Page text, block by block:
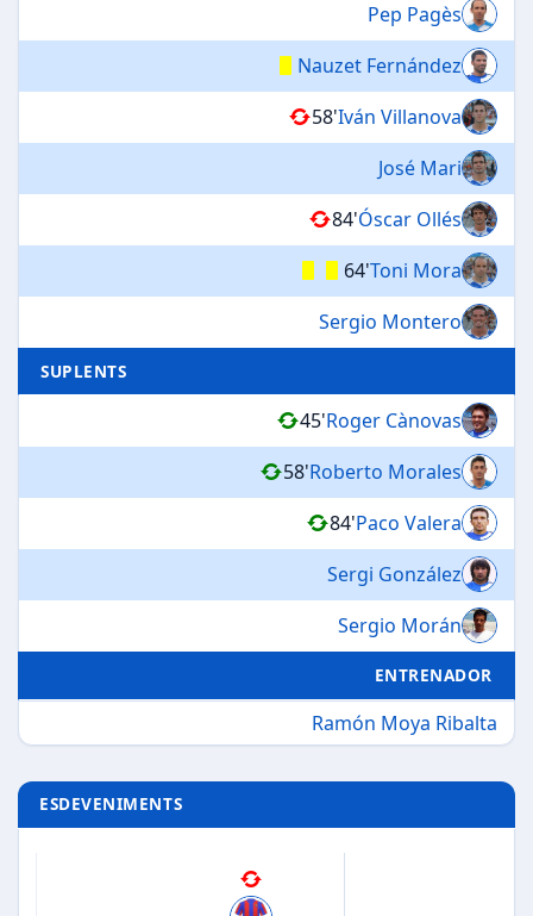
Pep Pagès
Nauzet Fernández
58'Iván Villanova
José Mari
84'Óscar Ollés
64'Toni Mora
Sergio Montero
SUPLENTS
45'Roger Cànovas
58'Roberto Morales
84'Paco Valera
Sergi González
Sergio Morán
ENTRENADOR
Ramón Moya Ribalta
ESDEVENIMENTS